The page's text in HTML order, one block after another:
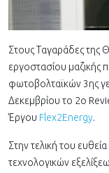
Στους Ταγαράδες της
εργοστασίου μαζικής
φωτοβολταϊκών 3ης
Δεκεμβρίου το 2ο
Έργου Flex2Energy.
Στην τελική του
τεχνολογικών